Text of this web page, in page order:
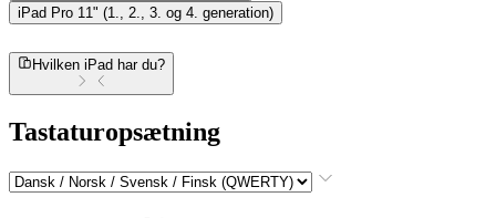
iPad Pro 11" (1., 2., 3. og 4. generation)
Hvilken iPad har du?
Tastaturopsætning